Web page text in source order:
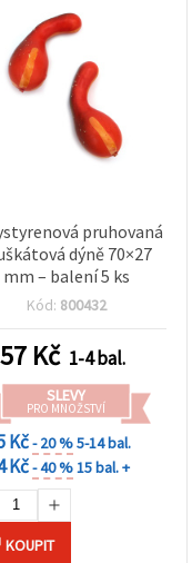
pruhovaná
dýně 70×27
mm – balení 5 ks
Kód: 800432
Kč 1-4 bal.
SLEVY
PRO MNOŽSTVÍ
Kč- 20 %5-14 bal.
Kč- 40 %15 bal. +
KOUPIT